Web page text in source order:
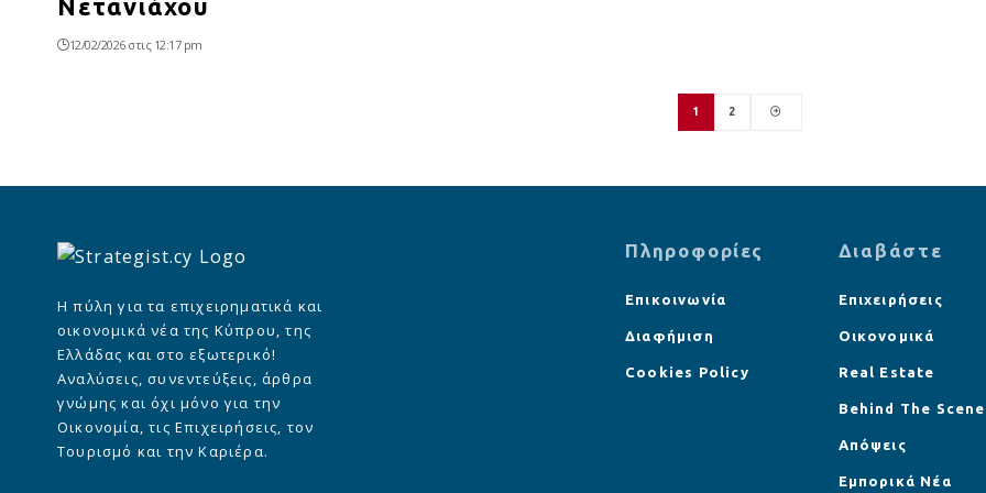
Νετανιάχου
12/02/2026 στις 12:17 pm
1 2
Η πύλη για τα επιχειρηματικά και
οικονομικά νέα της Κύπρου, της
Ελλάδας και στο εξωτερικό!
Αναλύσεις, συνεντεύξεις, άρθρα
γνώμης και όχι μόνο για την
Οικονομία, τις Επιχειρήσεις, τον
Τουρισμό και την Καριέρα.
Πληροφορίες
Επικοινωνία
Διαφήμιση
Cookies Policy
Διαβάστε
Επιχειρήσεις
Οικονομικά
Real Estate
Behind The
Απόψεις
Εμπορικά Νέα